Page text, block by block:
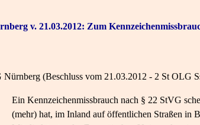
v. 21.03.2012: Zum
(Beschluss vom 21.03.2012 - 2 St OLG
Ein Kennzeichenmissbrauch nach § 22 StVG
(mehr) hat, im Inland auf öffentlichen Straßen in